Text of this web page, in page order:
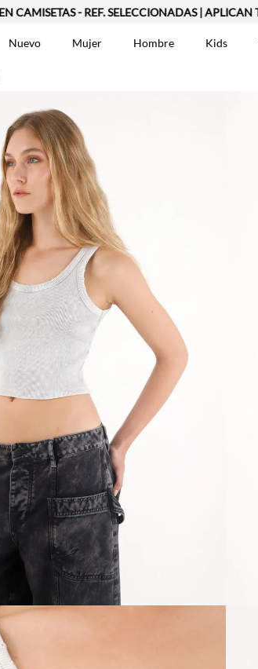
- REF. SELECCIONADAS | APLICAN TYC
Nuevo Mujer Hombre Kids
6
7.
Short
Bermuda
. Camisetas Mujer